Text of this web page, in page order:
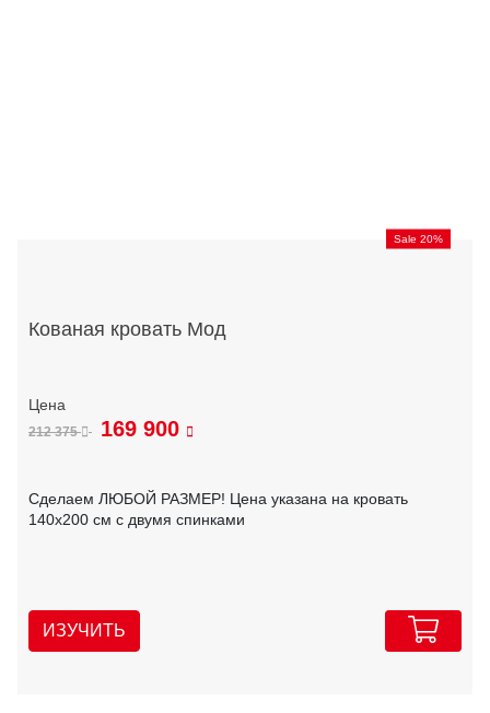
Sale 20%
Кованая кровать Мод
212 375 169 900
Сделаем ЛЮБОЙ РАЗМЕР! Цена указана на кровать
140х200 см с двумя спинками
ИЗУЧИТЬ